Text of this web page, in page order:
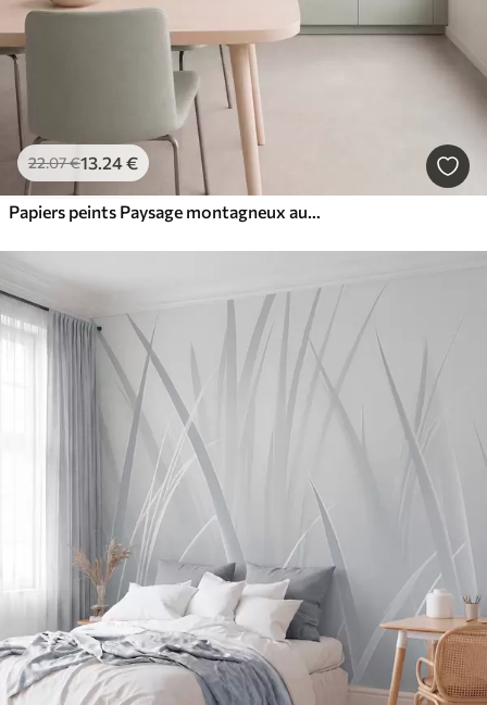
22.07€13.24€
Papiers peints Paysage montagneux aux reliefs variés